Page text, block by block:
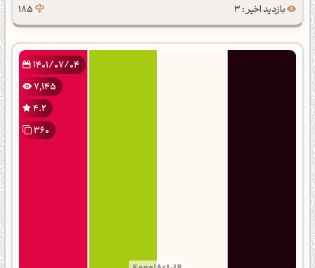
بازدید اخیر : 3 185
1401/07/04
7,145
4.2
360